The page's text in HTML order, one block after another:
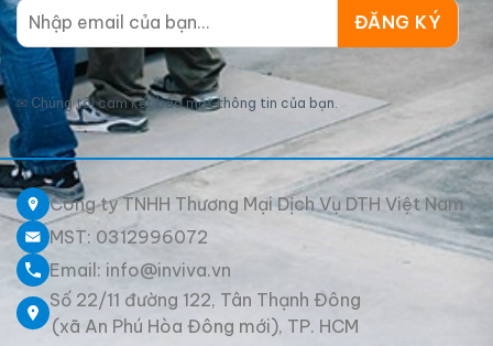
✉ Chúng tôi cam kết bảo mật thông tin của bạn.
Công ty TNHH Thương Mại Dịch Vụ DTH Việt Nam
MST: 0312996072
Email: info@inviva.vn
Số 22/11 đường 122, Tân Thạnh Đông
(xã An Phú Hòa Đông mới), TP. HCM